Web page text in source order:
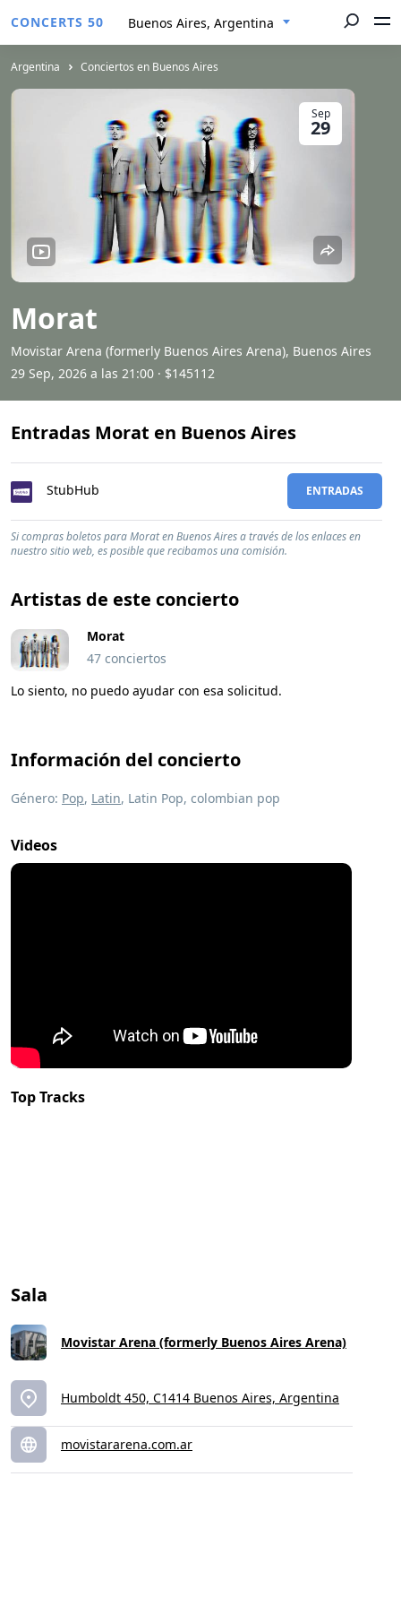
CONCERTS 50 Buenos Aires, Argentina
Argentina Conciertos en Buenos Aires
Morat
29 Sep, 2026 a las 21:00 · $145112
Movistar Arena (formerly Buenos Aires Arena), Buenos Aires
Sep
29
Entradas Morat en Buenos Aires
StubHub ENTRADAS
Si compras boletos para Morat en Buenos Aires a través de los enlaces en
nuestro sitio web, es posible que recibamos una comisión.
Artistas de este concierto
Morat
47 conciertos
Lo siento, no puedo ayudar con esa solicitud.
Información del concierto
Género: Pop, Latin, Latin Pop, colombian pop
Videos
Top Tracks
Sala
Movistar Arena (formerly Buenos Aires Arena)
Humboldt 450, C1414 Buenos Aires, Argentina
movistararena.com.ar